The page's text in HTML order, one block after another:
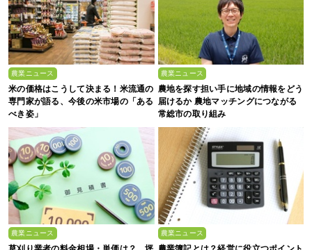
農業ニュース
米の価格はこうして決まる！米流通の
専門家が語る、今後の米市場の「ある
べき姿」
農業ニュース
農地を探す担い手に地域の情報をどう
届けるか 農地マッチングにつながる
常総市の取り組み
農業ニュース 農業ニュース